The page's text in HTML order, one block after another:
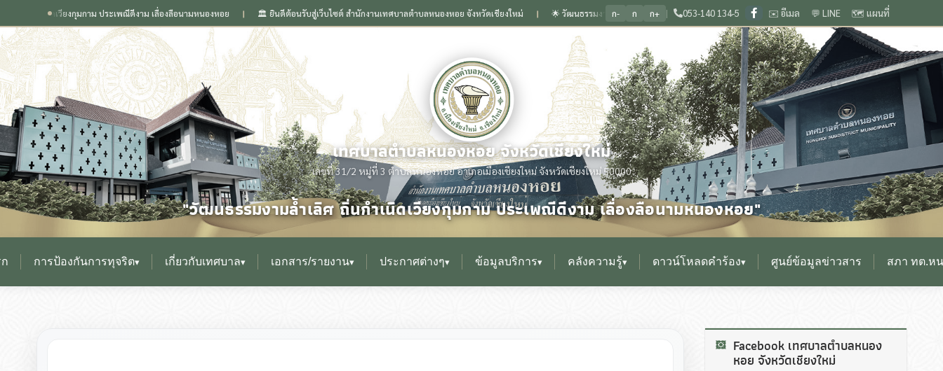
นิดเวียงกุมกาม ประเพณีดีงาม เลื่องลือนามหนองหอย ❙ 🏛️ ยินดีต้อนรับสู่เว็บไซต์ สำนักงานเทศบาลตำบลหนองหอย จังหวัดเชียงใหม่ ❙ 🌟 วัฒนธรรมงามล้ำเลิศ ถิ่นกำเนิดเวียงกุมกาม ประเพณีดีงาม เลื่องลือนามหนองหอย ❙ 🏛️ ยินดีต้อนรับสู่เว็บไซต์ สำนั
ก- ก ก+ | 053-140 134-5 ✉️ อีเมล 💬 LINE 🗺️ แผนที่
เทศบาลตำบลหนองหอย จังหวัดเชียงใหม่
เลขที่ 31/2 หมู่ที่ 3 ตำบลหนองหอย อำเภอเมืองเชียงใหม่ จังหวัดเชียงใหม่ 50000
"วัฒนธรรมงามล้ำเลิศ ถิ่นกำเนิดเวียงกุมกาม ประเพณีดีงาม เลื่องลือนามหนองหอย"
การป้องกันการทุจริต▾ เกี่ยวกับเทศบาล▾ เอกสาร/รายงาน▾ ประกาศต่างๆ▾ ข้อมูลบริการ▾ คลังความรู้▾ ดาวน์โหลดคำร้อง▾ ศูนย์ข้อมูลข่าวสาร สภา ทต.ห
Facebook เทศบาลตำบลหนอง
หอย จังหวัดเชียงใหม่